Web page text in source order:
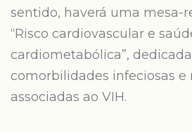
sentido, haverá uma mesa-
“Risco cardiovascular e
cardiometabólica”,
comorbilidades infeciosas e
associadas ao VIH.